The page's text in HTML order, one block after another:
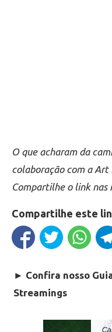
O que acharam da
colaboração com a Art
Compartilhe o link nas
Compartilhe este
► Confira nosso
Streamings